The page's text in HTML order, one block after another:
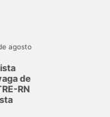
agosto
de
RN